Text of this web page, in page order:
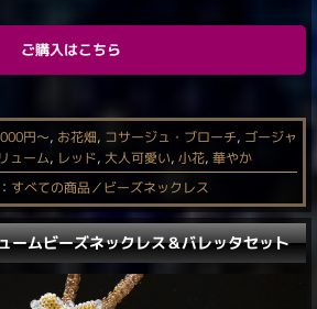
ご購入はこちら
円〜, お花畑, コサージュ・ブローチ, ゴージャ
ューム, レッド, 大人可愛い, 小花, 華やか
すべての商品／ビーズネックレス
ームビーズネックレス＆バレッタセット